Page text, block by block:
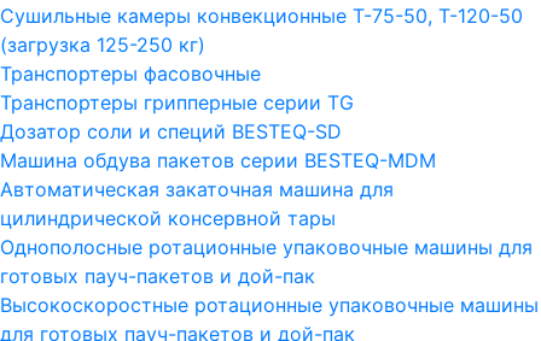
Сушильные камеры конвекционные Т-75-50, Т-120-50
(загрузка 125-250 кг)
Транспортеры фасовочные
Транспортеры грипперные серии TG
Дозатор соли и специй BESTEQ-SD
Машина обдува пакетов серии ВESTEQ-MDM
Автоматическая закаточная машина для
цилиндрической консервной тары
Однополосные ротационные упаковочные машины для
готовых пауч-пакетов и дой-пак
Высокоскоростные ротационные упаковочные машины
для готовых пауч-пакетов и дой-пак